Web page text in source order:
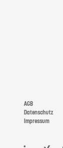
AGB
Datenschutz
Impressum